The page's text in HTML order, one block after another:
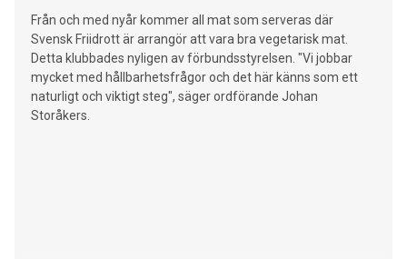
Från och med nyår kommer all mat som serveras där
Svensk Friidrott är arrangör att vara bra vegetarisk mat.
Detta klubbades nyligen av förbundsstyrelsen. "Vi jobbar
mycket med hållbarhetsfrågor och det här känns som ett
naturligt och viktigt steg", säger ordförande Johan
Storåkers.